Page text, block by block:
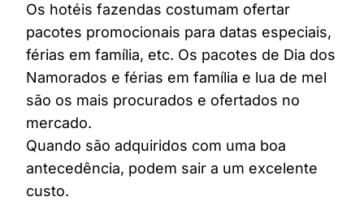
Os hotéis fazendas costumam ofertar
pacotes promocionais para datas especiais,
férias em família, etc. Os pacotes de Dia dos
Namorados e férias em família e lua de mel
são os mais procurados e ofertados no
mercado.
Quando são adquiridos com uma boa
antecedência, podem sair a um excelente
custo.